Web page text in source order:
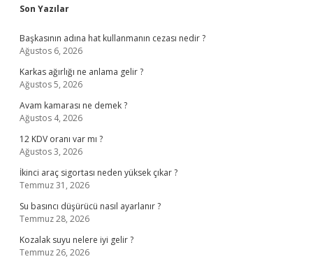
Sidebar
Son Yazılar
Başkasının adına hat kullanmanın cezası nedir ?
Ağustos 6, 2026
Karkas ağırlığı ne anlama gelir ?
Ağustos 5, 2026
Avam kamarası ne demek ?
Ağustos 4, 2026
12 KDV oranı var mı ?
Ağustos 3, 2026
İkinci araç sigortası neden yüksek çıkar ?
Temmuz 31, 2026
Su basıncı düşürücü nasıl ayarlanır ?
Temmuz 28, 2026
Kozalak suyu nelere iyi gelir ?
Temmuz 26, 2026